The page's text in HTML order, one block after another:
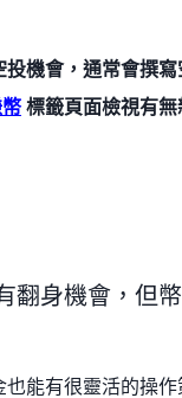
機會，通常會撰寫
標籤頁面檢視有無
翻身機會，但
能有很靈活的操作